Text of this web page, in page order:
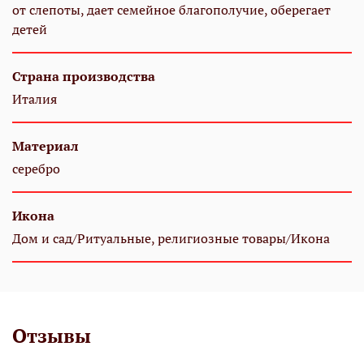
от слепоты, дает семейное благополучие, оберегает
детей
Страна производства
Италия
Материал
серебро
Икона
Дом и сад/Ритуальные, религиозные товары/Икона
Отзывы